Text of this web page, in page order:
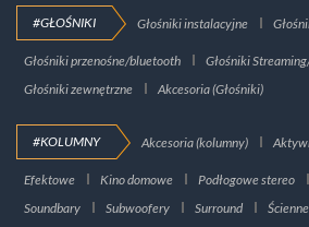
#GŁOŚNIKI Głośniki instalacyjne
Głośniki przenośne/bluetooth
Głośniki
Głośniki zewnętrzne
Akcesoria (Głośniki)
#KOLUMNY Akcesoria (kolumny)
Efektowe Kino domowe Podłogowe stereo
Soundbary
Subwoofery Surround Ścienne